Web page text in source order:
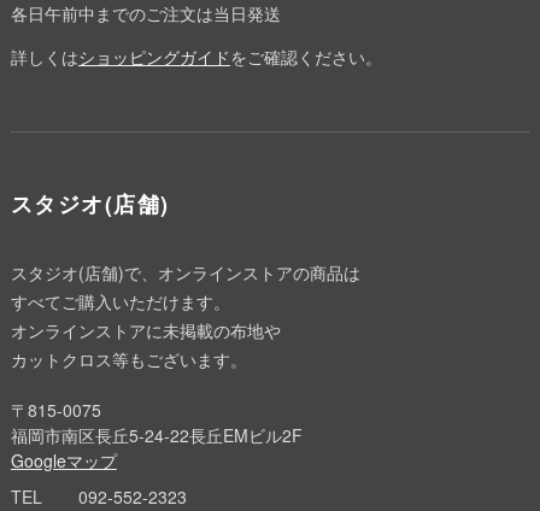
各日午前中までのご注文は当日発送
詳しくはショッピングガイドをご確認ください。
スタジオ(店舗)
スタジオ(店舗)で、オンラインストアの商品は
すべてご購入いただけます。
オンラインストアに未掲載の布地や
カットクロス等もございます。
〒815-0075
福岡市南区長丘5-24-22長丘EMビル2F
Googleマップ
TEL
092-552-2323